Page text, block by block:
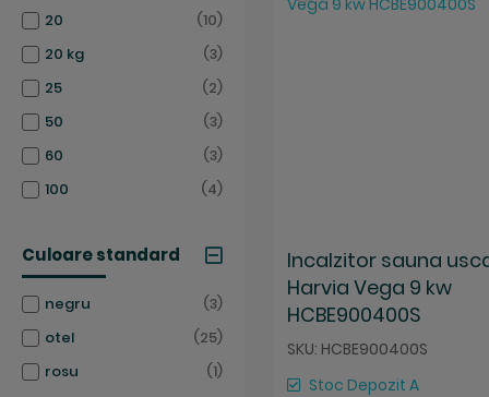
Incalzitor sauna
Harvia Vega 9 kw
HCBE900400S
SKU: HCBE900400S
Stoc Depozit A
20
10
articole
20 kg
3
articole
25
2
articole
50
3
articole
60
3
articole
100
4
articole
Culoare standard
negru 3
articole
otel
25
articole
rosu
1
articol